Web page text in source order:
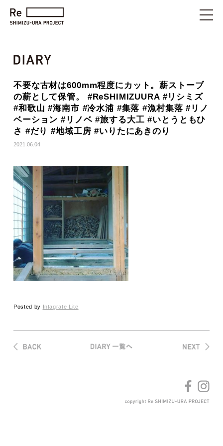
不要な古材は600mm程度にカット。薪ストーブ
の薪として保管。 #ReSHIMIZUURA #リシミズ
#和歌山 #海南市 #冷水浦 #集落 #漁村集落 #リノ
ベーション #リノベ #旅する大工 #いとうともひ
さ #だり #地域工房 #いりたにあきのり
2021.06.04
Posted by Intagrate Lite